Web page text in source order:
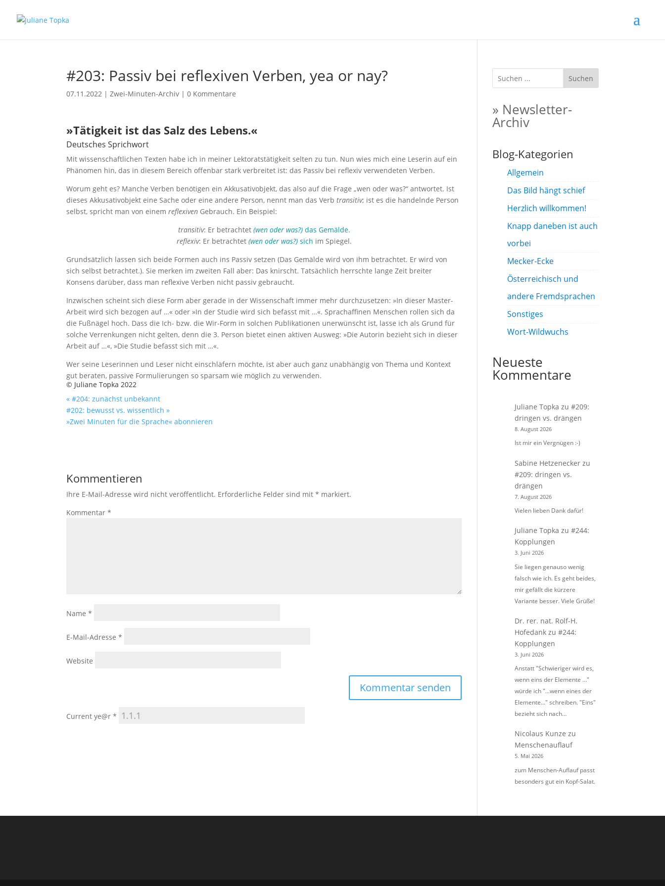
#203: Passiv bei reflexiven Verben, yea or nay?
07.11.2022 |Zwei-Minuten-Archiv |0 Kommentare
»Tätigkeit ist das Salz des Lebens.«
Deutsches Sprichwort
Mit wissenschaftlichen Texten habe ich in meiner Lektoratstätigkeit selten zu tun. Nun wies mich eine Leserin auf ein
Phänomen hin, das in diesem Bereich offenbar stark verbreitet ist: das Passiv bei reflexiv verwendeten Verben.
Worum geht es? Manche Verben benötigen ein Akkusativobjekt, das also auf die Frage „wen oder was?“ antwortet. Ist
dieses Akkusativobjekt eine Sache oder eine andere Person, nennt man das Verbtransitiv; ist es die handelnde Person
selbst, spricht man von einemreflexiven Gebrauch. Ein Beispiel:
transitiv: Er betrachtet (wen oder was?)das Gemälde.
reflexiv: Er betrachtet (wen oder was?)sich im Spiegel.
Grundsätzlich lassen sich beide Formen auch ins Passiv setzen (Das Gemälde wird von ihm betrachtet. Er wird von
sich selbst betrachtet.). Sie merken im zweiten Fall aber: Das knirscht. Tatsächlich herrschte lange Zeit breiter
Konsens darüber, dass man reflexive Verben nicht passiv gebraucht.
Inzwischen scheint sich diese Form aber gerade in der Wissenschaft immer mehr durchzusetzen: »In dieser Master-
Arbeit wird sich bezogen auf …« oder »In der Studie wird sich befasst mit …«. Sprachaffinen Menschen rollen sich da
die Fußnägel hoch. Dass die Ich- bzw. die Wir-Form in solchen Publikationen unerwünscht ist, lasse ich als Grund für
solche Verrenkungen nicht gelten, denn die 3. Person bietet einen aktiven Ausweg: »Die Autorin bezieht sich in dieser
Arbeit auf …«, »Die Studie befasst sich mit …«.
Wer seine Leserinnen und Leser nicht einschläfern möchte, ist aber auch ganz unabhängig von Thema und Kontext
gut beraten, passive Formulierungen so sparsam wie möglich zu verwenden.
© Juliane Topka 2022
« #204: zunächst unbekannt
#202: bewusst vs. wissentlich »
»Zwei Minuten für die Sprache« abonnieren
Kommentieren
Ihre E-Mail-Adresse wird nicht veröffentlicht. Erforderliche Felder sind mit* markiert.
Kommentar*
Name*
E-Mail-Adresse*
Website
Current ye@r*
Suchen
» Newsletter-
Archiv
Blog-Kategorien
Allgemein
Das Bild hängt schief
Herzlich willkommen!
Knapp daneben ist auch
vorbei
Mecker-Ecke
Österreichisch und
andere Fremdsprachen
Sonstiges
Wort-Wildwuchs
Neueste
Kommentare
Juliane Topka zu#209:
dringen vs. drängen
8. August 2026
Ist mir ein Vergnügen :-)
Sabine Hetzenecker zu
#209: dringen vs.
drängen
7. August 2026
Vielen lieben Dank dafür!
Juliane Topka zu#244:
Kopplungen
3. Juni 2026
Sie liegen genauso wenig
falsch wie ich. Es geht beides,
mir gefällt die kürzere
Variante besser. Viele Grüße!
Dr. rer. nat. Rolf-H.
Hofedank zu#244:
Kopplungen
3. Juni 2026
Anstatt "Schwieriger wird es,
wenn eins der Elemente ..."
würde ich "...wenn eines der
Elemente..." schreiben. "Eins"
bezieht sich nach…
Nicolaus Kunze zu
Menschenauflauf
5. Mai 2026
zum Menschen-Auflauf passt
besonders gut ein Kopf-Salat.